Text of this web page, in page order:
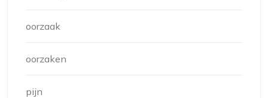
oorzaak
oorzaken
pijn